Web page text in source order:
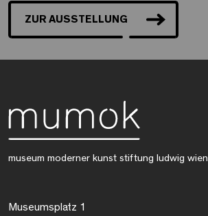
ZUR AUSSTELLUNG
museum moderner kunst stiftung ludwig wien
Museumsplatz 1